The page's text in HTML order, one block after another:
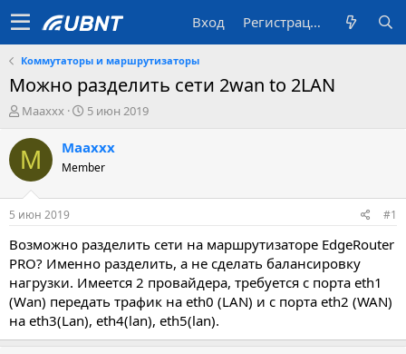
Вход Регистрация
Коммутаторы и маршрутизаторы
Можно разделить сети 2wan to 2LAN
А
т
о
р
м
ы
Maaxxx
Д
т
а
с
а
и
я
5 июн 2019
M Maaxxx
Member
5 июн 2019 #1
Возможно разделить сети на маршрутизаторе EdgeRouter
PRO? Именно разделить, а не сделать балансировку
нагрузки. Имеется 2 провайдера, требуется с порта eth1
(Wan) передать трафик на eth0 (LAN) и с порта eth2 (WAN)
на eth3(Lan), eth4(lan), eth5(lan).